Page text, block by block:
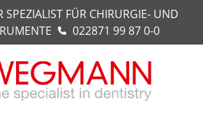
SPEZIALIST FÜR CHIRURGIE- UND
022871 99 87 0-0